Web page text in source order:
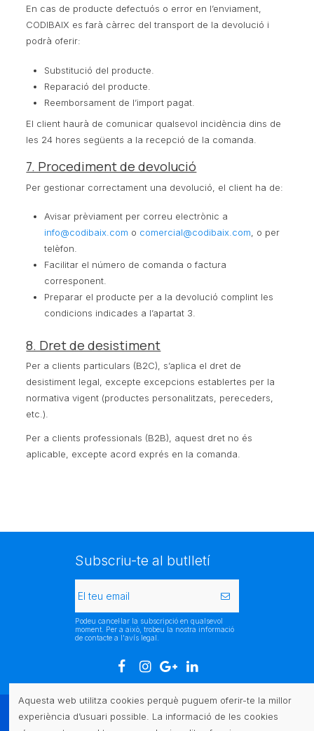
En cas de producte defectuós o error en l’enviament,
CODIBAIX es farà càrrec del transport de la devolució i
podrà oferir:
Substitució del producte.
Reparació del producte.
Reemborsament de l’import pagat.
El client haurà de comunicar qualsevol incidència dins de
les 24 hores següents a la recepció de la comanda.
7. Procediment de devolució
Per gestionar correctament una devolució, el client ha de:
Avisar prèviament per correu electrònic a
info@codibaix.com o comercial@codibaix.com , o per
telèfon.
Facilitar el número de comanda o factura
corresponent.
Preparar el producte per a la devolució complint les
condicions indicades a l’apartat 3.
8. Dret de desistiment
Per a clients particulars (B2C), s’aplica el dret de
desistiment legal, excepte excepcions establertes per la
normativa vigent (productes personalitzats, pereceders,
etc.).
Per a clients professionals (B2B), aquest dret no és
aplicable, excepte acord exprés en la comanda.
Subscriu-te al butlletí
Podeu cancel·lar la subscripció en qualsevol
moment. Per a això, trobeu la nostra informació
de contacte a l'avís legal.
Atenció al client
Aquesta web utilitza cookies perquè puguem oferir-te la millor
experiència d’usuari possible. La informació de les cookies